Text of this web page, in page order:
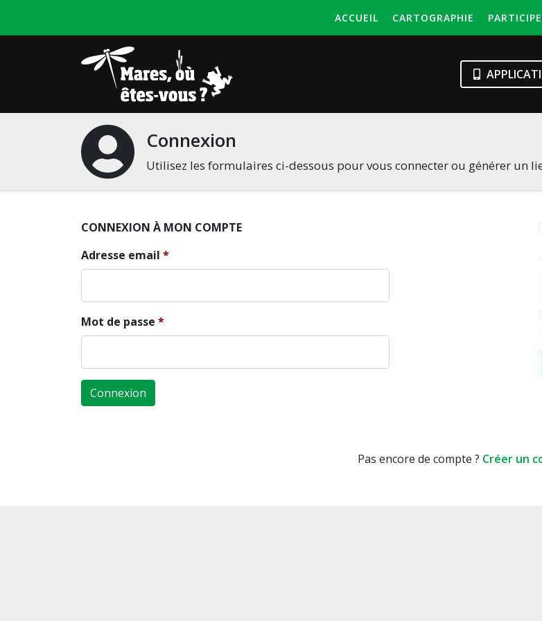
ACCUEIL CARTOGRAPHIE
Connexion
Utilisez les formulaires ci-dessous pour vous connecter ou générer un
CONNEXION À MON COMPTE
Adresse email
Mot de passe
Connexion
Pas encore de compte ? Créer un